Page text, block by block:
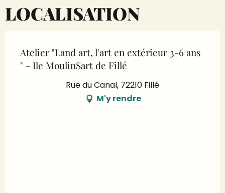
LOCALISATION
Atelier "Land art, l'art en extérieur 3-6 ans
" - Ile MoulinSart de Fillé
Rue du Canal, 72210 Fillé
M'y rendre